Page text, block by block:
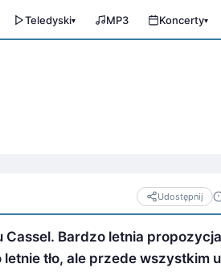
Teledyski▾ MP3 Koncerty▾
Udostępnij
Cassel. Bardzo letnia
tło, ale przede wszystkim